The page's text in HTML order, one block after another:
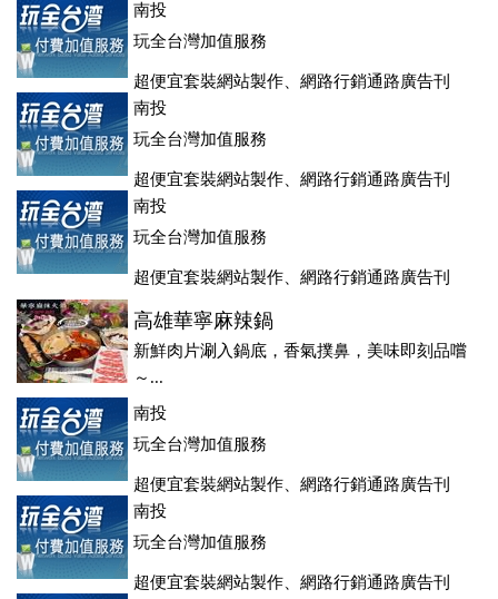
登、訂房系統、客房委託旅行社銷售，全面優惠中....
南投
玩全台灣加值服務
超便宜套裝網站製作、網路行銷通路廣告刊
登、訂房系統、客房委託旅行社銷售，全面優惠中....
南投
玩全台灣加值服務
超便宜套裝網站製作、網路行銷通路廣告刊
登、訂房系統、客房委託旅行社銷售，全面優惠中....
南投
玩全台灣加值服務
超便宜套裝網站製作、網路行銷通路廣告刊
登、訂房系統、客房委託旅行社銷售，全面優惠中....
高雄華寧麻辣鍋
新鮮肉片涮入鍋底，香氣撲鼻，美味即刻品嚐
～...
南投
玩全台灣加值服務
超便宜套裝網站製作、網路行銷通路廣告刊
登、訂房系統、客房委託旅行社銷售，全面優惠中....
南投
玩全台灣加值服務
超便宜套裝網站製作、網路行銷通路廣告刊